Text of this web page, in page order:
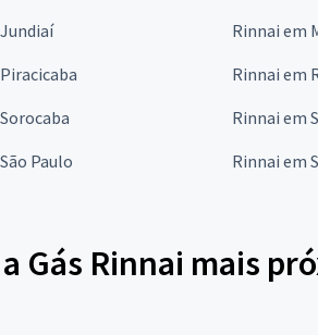
Rinnai em
Rinnai em
Rinnai em
Paulo Rinnai em
Gás Rinnai mais